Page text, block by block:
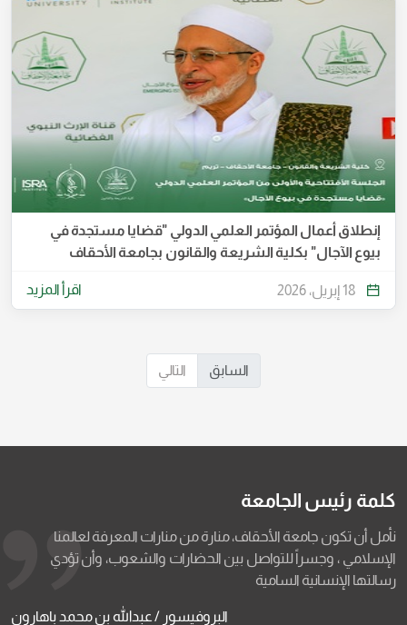
إنطلاق أعمال المؤتمر العلمي الدولي "قضايا مستجدة في
بيوع الآجال" بكلية الشريعة والقانون بجامعة الأحقاف
18 إبريل، 2026 اقرأ المزيد
السابق التالي
كلمة رئيس الجامعة
نأمل أن تكون جامعة الأحقاف، منارة من منارات المعرفة لعالمنا
الإسلامي ، وجسراً للتواصل بين الحضارات والشعوب، وأن تؤدي
رسالتها الإنسانية السامية
البروفيسور / عبدالله بن محمد باهارون